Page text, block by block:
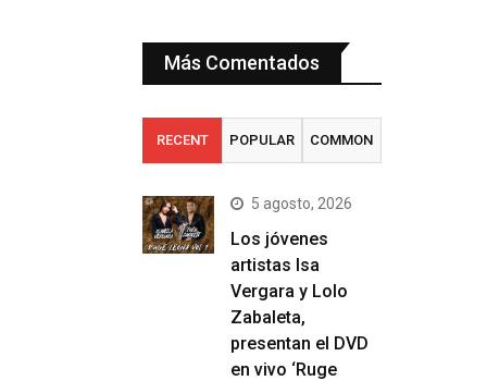
Más Comentados
RECENT POPULAR COMMON
5 agosto, 2026
Los jóvenes
artistas Isa
Vergara y Lolo
Zabaleta,
presentan el DVD
en vivo ‘Ruge